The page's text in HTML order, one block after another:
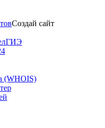
Создай сайт
(WHOIS)